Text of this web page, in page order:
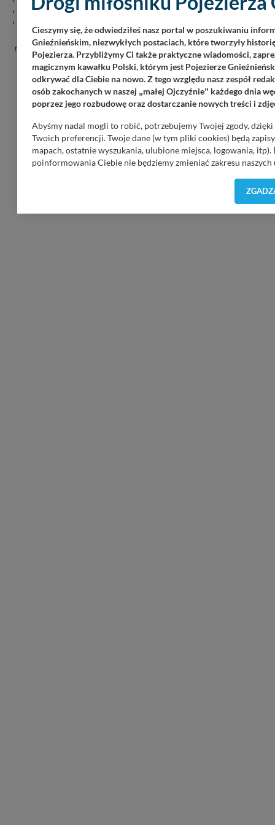
Regulamin serwisu
Polityka prywatności
pojezierze24.pl (c) 2020-2026. Wykorzystywanie materiałów, zdjęć zawartych na
stronie możliwe po otrzymaniu zgody redakcji!.
Płatności internetowe, przelewy - obsługuje PAYu
Cieszymy się, że odwiedziłeś nasz portal w poszukiwaniu
Gnieźnieńskim, niezwykłych postaciach, które tworzyły
Pojezierza. Przybliżymy Ci także praktyczne wiadomości,
magicznym kawałku Polski, którym jest Pojezierze
odkrywać dla Ciebie na nowo. Z tego względu nasz zespół
osób zakochanych w naszej „małej Ojczyźnie” każdego dnia
poprzez jego rozbudowę oraz dostarczanie nowych treści i
Abyśmy nadal mogli to robić, potrzebujemy Twojej zgody,
Twoich preferencji. Twoje dane (w tym pliki cookies) będą
mapach, ostatnie wyszukania, ulubione miejsca, logowania,
poinformowania Ciebie nie będziemy zmieniać zakresu naszych
. Klikając znak X lub przycisk PRZEJDŹ DO